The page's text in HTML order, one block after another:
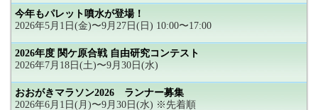
今年もパレット噴水が登場！
2026年5月1日(金)〜9月27日(日) 10:00〜17:00
2026年度 関ケ原合戦 自由研究コンテスト
2026年7月18日(土)〜9月30日(水)
おおがきマラソン2026 ランナー募集
2026年6月1日(月)〜9月30日(水) ※先着順